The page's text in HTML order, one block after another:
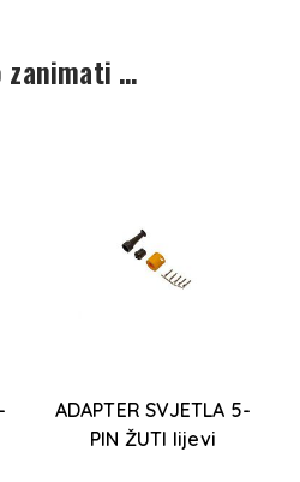
zanimati …
ADAPTER SVJETLA 5-
PIN ŽUTI lijevi